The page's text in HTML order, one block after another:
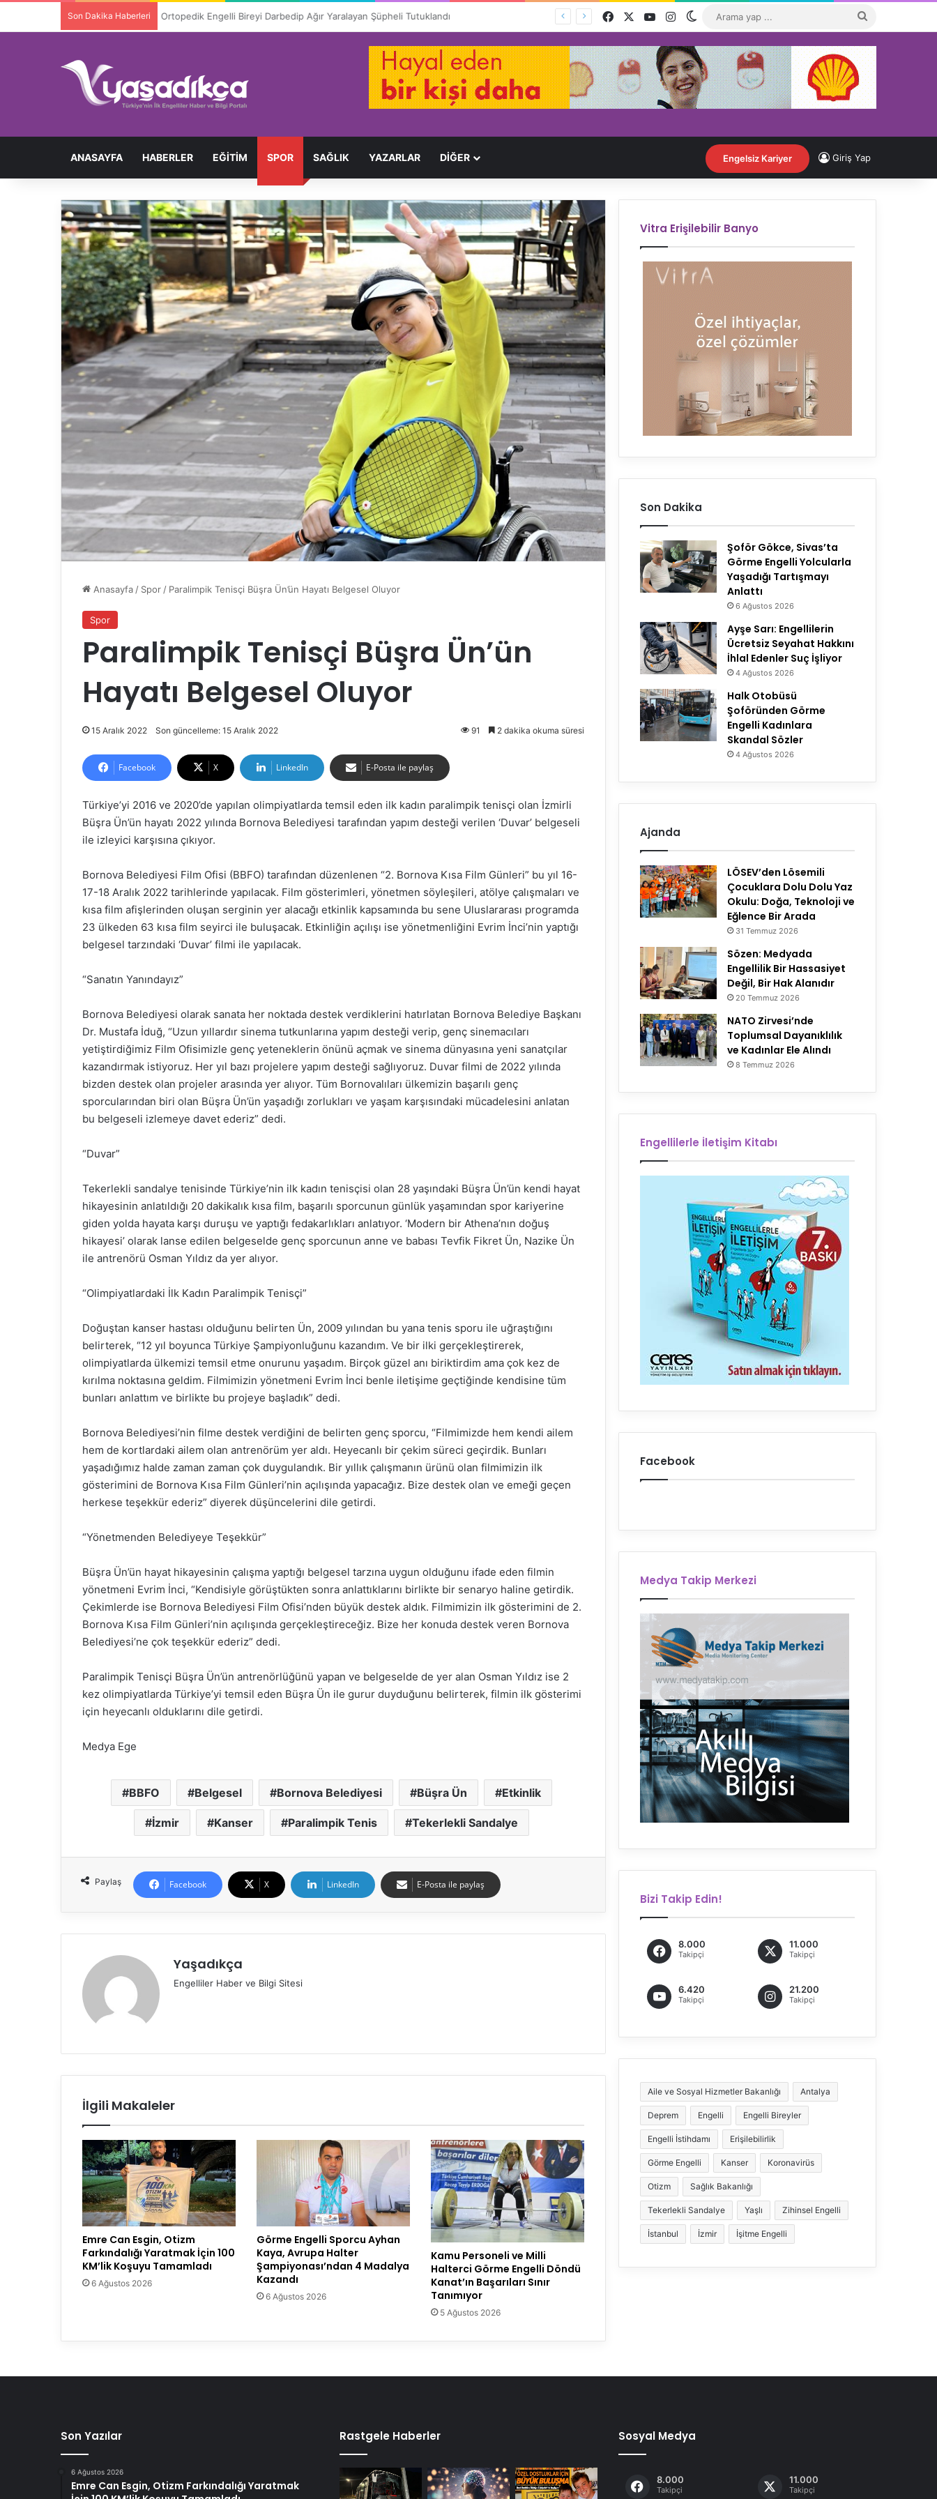
Son Dakika Haberleri Ortopedik Engelli Bireyi Darbedip Ağır Yaralayan Şüpheli Tutuklandı Facebook YouTubeInstagramDış görünümü değiştir
...
ANASAYFA HABERLER EĞITIM SPOR SAĞLIK YAZARLAR DİĞER Engelsiz Kariyer Giriş Yap
Anasayfa/ Spor/ Paralimpik Tenisçi Büşra Ün’ün Hayatı Belgesel Oluyor
Spor
Paralimpik Tenisçi Büşra Ün’ün
Hayatı Belgesel Oluyor
15 Aralık 2022 Son güncelleme: 15 Aralık 2022 91 2 dakika okuma süresi
Facebook X LinkedIn E-Posta ile paylaş
Türkiye’yi 2016 ve 2020’de yapılan olimpiyatlarda temsil eden ilk kadın paralimpik tenisçi olan İzmirli
Büşra Ün’ün hayatı 2022 yılında Bornova Belediyesi tarafından yapım desteği verilen ‘Duvar’ belgeseli
ile izleyici karşısına çıkıyor.
Bornova Belediyesi Film Ofisi (BBFO) tarafından düzenlenen “2. Bornova Kısa Film Günleri” bu yıl 16-
17-18 Aralık 2022 tarihlerinde yapılacak. Film gösterimleri, yönetmen söyleşileri, atölye çalışmaları ve
kısa film afişlerinden oluşan serginin yer alacağı etkinlik kapsamında bu sene Uluslararası programda
23 ülkeden 63 kısa film seyirci ile buluşacak. Etkinliğin açılışı ise yönetmenliğini Evrim İnci’nin yaptığı
belgesel tarzındaki ‘Duvar’ filmi ile yapılacak.
“Sanatın Yanındayız”
Bornova Belediyesi olarak sanata her noktada destek verdiklerini hatırlatan Bornova Belediye Başkanı
Dr. Mustafa İduğ, “Uzun yıllardır sinema tutkunlarına yapım desteği verip, genç sinemacıları
yetiştirdiğimiz Film Ofisimizle genç yeteneklerin önünü açmak ve sinema dünyasına yeni sanatçılar
kazandırmak istiyoruz. Her yıl bazı projelere yapım desteği sağlıyoruz. Duvar filmi de 2022 yılında
bizden destek olan projeler arasında yer alıyor. Tüm Bornovalıları ülkemizin başarılı genç
sporcularından biri olan Büşra Ün’ün yaşadığı zorlukları ve yaşam karşısındaki mücadelesini anlatan
bu belgeseli izlemeye davet ederiz” dedi.
“Duvar”
Tekerlekli sandalye tenisinde Türkiye’nin ilk kadın tenisçisi olan 28 yaşındaki Büşra Ün’ün kendi hayat
hikayesinin anlatıldığı 20 dakikalık kısa film, başarılı sporcunun günlük yaşamından spor kariyerine
giden yolda hayata karşı duruşu ve yaptığı fedakarlıkları anlatıyor. ‘Modern bir Athena’nın doğuş
hikayesi’ olarak lanse edilen belgeselde genç sporcunun anne ve babası Tevfik Fikret Ün, Nazike Ün
ile antrenörü Osman Yıldız da yer alıyor.
“Olimpiyatlardaki İlk Kadın Paralimpik Tenisçi”
Doğuştan kanser hastası olduğunu belirten Ün, 2009 yılından bu yana tenis sporu ile uğraştığını
belirterek, “12 yıl boyunca Türkiye Şampiyonluğunu kazandım. Ve bir ilki gerçekleştirerek,
olimpiyatlarda ülkemizi temsil etme onurunu yaşadım. Birçok güzel anı biriktirdim ama çok kez de
kırılma noktasına geldim. Filmimizin yönetmeni Evrim İnci benle iletişime geçtiğinde kendisine tüm
bunları anlattım ve birlikte bu projeye başladık” dedi.
Bornova Belediyesi’nin filme destek verdiğini de belirten genç sporcu, “Filmimizde hem kendi ailem
hem de kortlardaki ailem olan antrenörüm yer aldı. Heyecanlı bir çekim süreci geçirdik. Bunları
yaşadığımız halde zaman zaman çok duygulandık. Bir yıllık çalışmanın ürünü olan filmimizin ilk
gösterimini de Bornova Kısa Film Günleri’nin açılışında yapacağız. Bize destek olan ve emeği geçen
herkese teşekkür ederiz” diyerek düşüncelerini dile getirdi.
“Yönetmenden Belediyeye Teşekkür”
Büşra Ün’ün hayat hikayesinin çalışma yaptığı belgesel tarzına uygun olduğunu ifade eden filmin
yönetmeni Evrim İnci, “Kendisiyle görüştükten sonra anlattıklarını birlikte bir senaryo haline getirdik.
Çekimlerde ise Bornova Belediyesi Film Ofisi’nden büyük destek aldık. Filmimizin ilk gösterimini de 2.
Bornova Kısa Film Günleri’nin açılışında gerçekleştireceğiz. Bize her konuda destek veren Bornova
Belediyesi’ne çok teşekkür ederiz” dedi.
Paralimpik Tenisçi Büşra Ün’ün antrenörlüğünü yapan ve belgeselde de yer alan Osman Yıldız ise 2
kez olimpiyatlarda Türkiye’yi temsil eden Büşra Ün ile gurur duyduğunu belirterek, filmin ilk gösterimi
için heyecanlı olduklarını dile getirdi.
Medya Ege
BBFO Belgesel Bornova Belediyesi Büşra Ün Etkinlik
İzmir Kanser Paralimpik Tenis Tekerlekli Sandalye
Paylaş Facebook X LinkedIn E-Posta ile paylaş
Yaşadıkça
Engelliler Haber ve Bilgi Sitesi
İlgili Makaleler
Emre Can Esgin, Otizm
Farkındalığı Yaratmak İçin 100
KM’lik Koşuyu Tamamladı
6 Ağustos 2026
Görme Engelli Sporcu Ayhan
Kaya, Avrupa Halter
Şampiyonası’ndan 4 Madalya
Kazandı
6 Ağustos 2026
Kamu Personeli ve Milli
Halterci Görme Engelli Döndü
Kanat’ın Başarıları Sınır
Tanımıyor
5 Ağustos 2026
Vitra Erişilebilir Banyo
Son Dakika
Şoför Gökce, Sivas’ta
Görme Engelli Yolcularla
Yaşadığı Tartışmayı
Anlattı
6 Ağustos 2026
Ayşe Sarı: Engellilerin
Ücretsiz Seyahat Hakkını
İhlal Edenler Suç İşliyor
4 Ağustos 2026
Halk Otobüsü
Şoföründen Görme
Engelli Kadınlara
Skandal Sözler
4 Ağustos 2026
Ajanda
LÖSEV’den Lösemili
Çocuklara Dolu Dolu Yaz
Okulu: Doğa, Teknoloji ve
Eğlence Bir Arada
31 Temmuz 2026
Sözen: Medyada
Engellilik Bir Hassasiyet
Değil, Bir Hak Alanıdır
20 Temmuz 2026
NATO Zirvesi’nde
Toplumsal Dayanıklılık
ve Kadınlar Ele Alındı
8 Temmuz 2026
Engellilerle İletişim Kitabı
Facebook
Medya Takip Merkezi
Bizi Takip Edin!
8.000
Takipçi
11.000
Takipçi
6.420
Takipçi
21.200
Takipçi
Aile ve Sosyal Hizmetler Bakanlığı Antalya
Deprem Engelli Engelli Bireyler
Engelli İstihdamı Erişilebilirlik
Görme Engelli Kanser Koronavirüs
Otizm Sağlık Bakanlığı
Tekerlekli Sandalye Yaşlı Zihinsel Engelli
İstanbul İzmir İşitme Engelli
Son Yazılar
6 Ağustos 2026
Emre Can Esgin, Otizm Farkındalığı Yaratmak
Rastgele Haberler Sosyal Medya
8.000
Takipçi
11.000
Takipçi